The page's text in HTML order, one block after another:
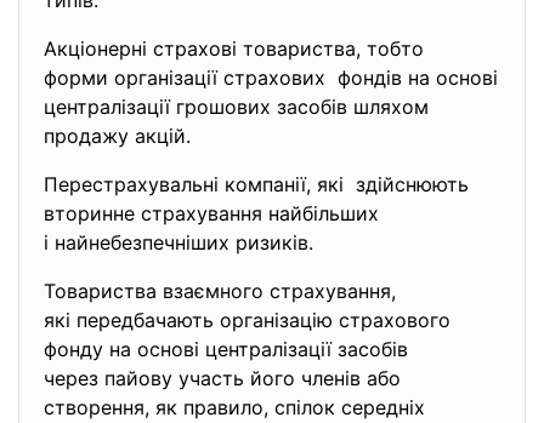
Акціонерні страхові товариства, тобто
форми організації страхових фондів на основі
централізації грошових засобів шляхом
продажу акцій.
Перестрахувальні компанії, які здійснюють
вторинне страхування найбільших
і найнебезпечніших ризиків.
Товариства взаємного страхування,
які передбачають організацію страхового
фонду на основі централізації засобів
через пайову участь його членів або
створення, як правило, спілок середніх